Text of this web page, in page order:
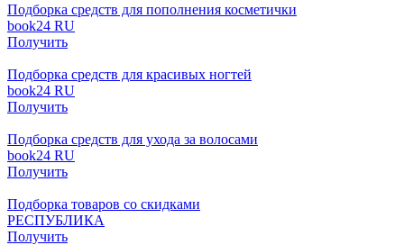
Подборка средств для пополнения косметички
book24 RU
Получить
Подборка средств для красивых ногтей
book24 RU
Получить
Подборка средств для ухода за волосами
book24 RU
Получить
Подборка товаров со скидками
РЕСПУБЛИКА
Получить